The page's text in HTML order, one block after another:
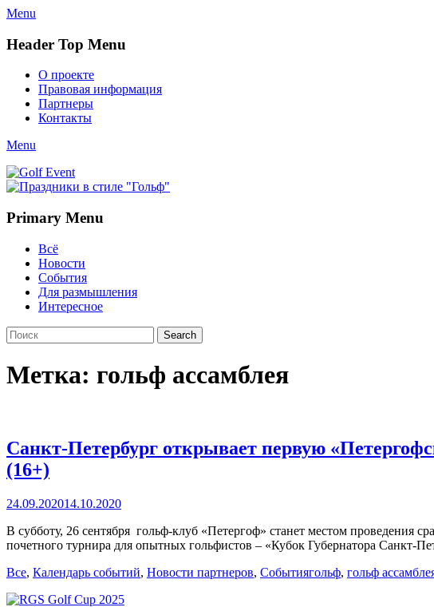
Menu
Header Top Menu
Skip
content
О проекте
Правовая информация
Партнеры
Контакты
Twitter
Email
YouTube
Website
Link
Menu
Golf Event
СМИ о гольфе, гольф-события, новости гольфа. Russian golf media
Primary Menu
Skip
content
Всё
Новости
События
Для размышления
Интересное
Search
Search
for:
Метка: гольф ассамблея
Санкт-Петербург открывает первую
(16+)
Posted
24.09.202014.10.2020
В субботу, 26 сентября гольф-клуб «Петергоф» станет местом проведения
почетного турнира для опытных гольфистов – «Кубок Губернатора Санкт-
Categories
Все, Календарь событий, Новости партнеров, СобытияTags
гольф, гольф